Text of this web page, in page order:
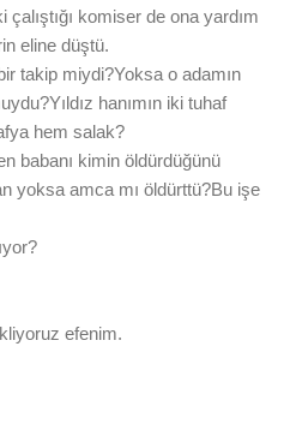
çalıştığı komiser de ona yardım
eline düştü.
takip miydi?Yoksa o adamın
hanımın iki tuhaf
hem salak?
babanı kimin öldürdüğünü
yoksa amca mı öldürttü?Bu işe
efenim.